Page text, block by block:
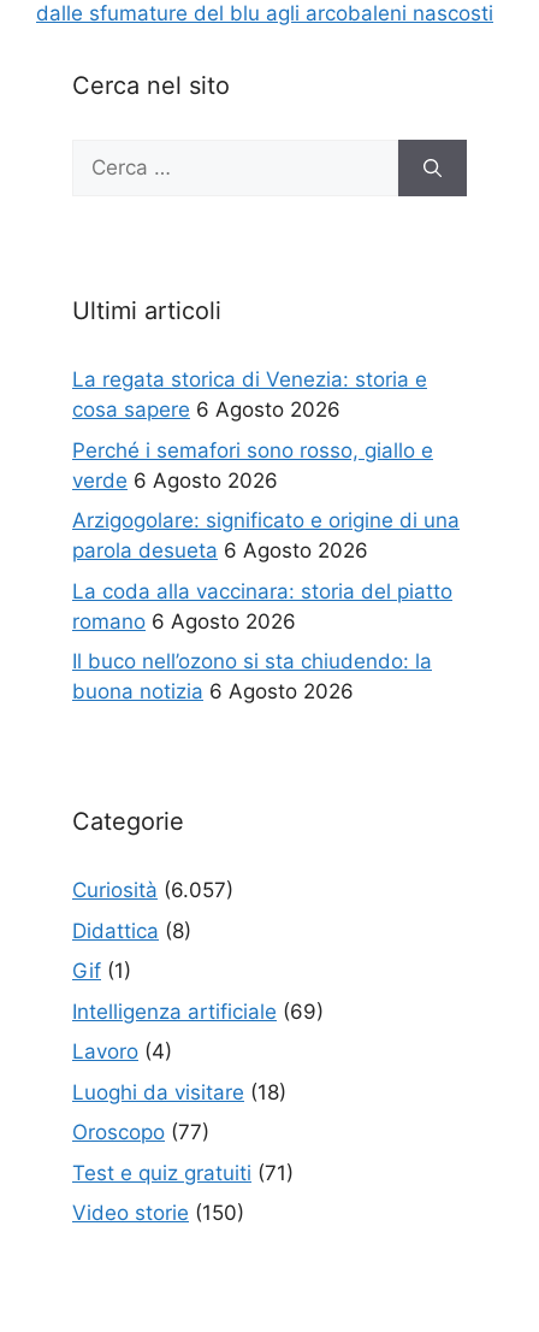
dalle sfumature del blu agli arcobaleni nascosti
Cerca nel sito
Ricerca
Ultimi articoli
La regata storica di Venezia: storia e
cosa sapere 6 Agosto 2026
Perché i semafori sono rosso, giallo e
verde 6 Agosto 2026
Arzigogolare: significato e origine di una
parola desueta 6 Agosto 2026
La coda alla vaccinara: storia del piatto
romano 6 Agosto 2026
Il buco nell’ozono si sta chiudendo: la
buona notizia 6 Agosto 2026
Categorie
Curiosità (6.057)
Didattica (8)
Gif (1)
Intelligenza artificiale (69)
Lavoro (4)
Luoghi da visitare (18)
Oroscopo (77)
Test e quiz gratuiti (71)
Video storie (150)